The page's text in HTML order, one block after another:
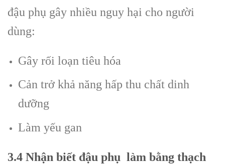
đậu phụ gây nhiều nguy hại cho người
dùng:
Gây rối loạn tiêu hóa
Cản trở khả năng hấp thu chất dinh
dưỡng
Làm yếu gan
3.4 Nhận biết đậu phụ làm bằng thạch